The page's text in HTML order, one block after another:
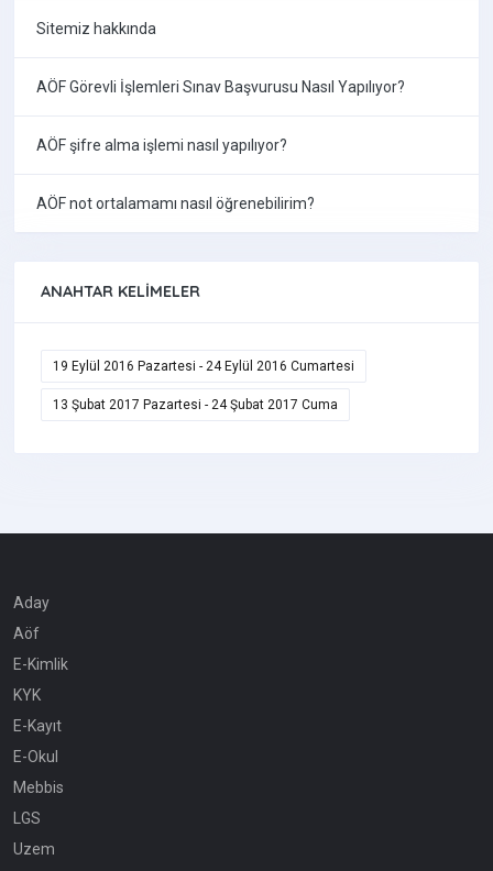
Sitemiz hakkında
AÖF Görevli İşlemleri Sınav Başvurusu Nasıl Yapılıyor?
AÖF şifre alma işlemi nasıl yapılıyor?
AÖF not ortalamamı nasıl öğrenebilirim?
ANAHTAR KELIMELER
19 Eylül 2016 Pazartesi - 24 Eylül 2016 Cumartesi
13 Şubat 2017 Pazartesi - 24 Şubat 2017 Cuma
Aday
Aöf
E-Kimlik
KYK
E-Kayıt
E-Okul
Mebbis
LGS
Uzem